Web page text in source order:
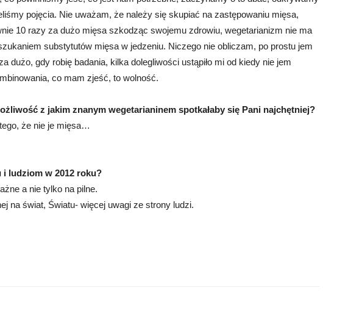
pojęcia. Nie uważam, że należy się skupiać na zastępowaniu mięsa,
10 razy za dużo mięsa szkodząc swojemu zdrowiu, wegetarianizm nie ma
substytutów mięsa w jedzeniu. Niczego nie obliczam, po prostu jem
dużo, gdy robię badania, kilka dolegliwości ustąpiło mi od kiedy nie jem
co mam zjeść, to wolność.
z jakim znanym wegetarianinem spotkałaby się Pani najchętniej?
że nie je mięsa…
ludziom w 2012 roku?
a nie tylko na pilne.
na świat, Światu- więcej uwagi ze strony ludzi.